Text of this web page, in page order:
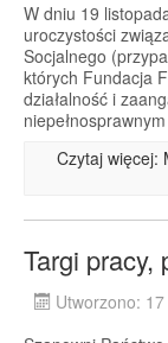
W dniu 19
uroczystości
Socjalnego
których Fundacja
działalność i
Czytaj więcej:
Targi pracy,
Utworzono: